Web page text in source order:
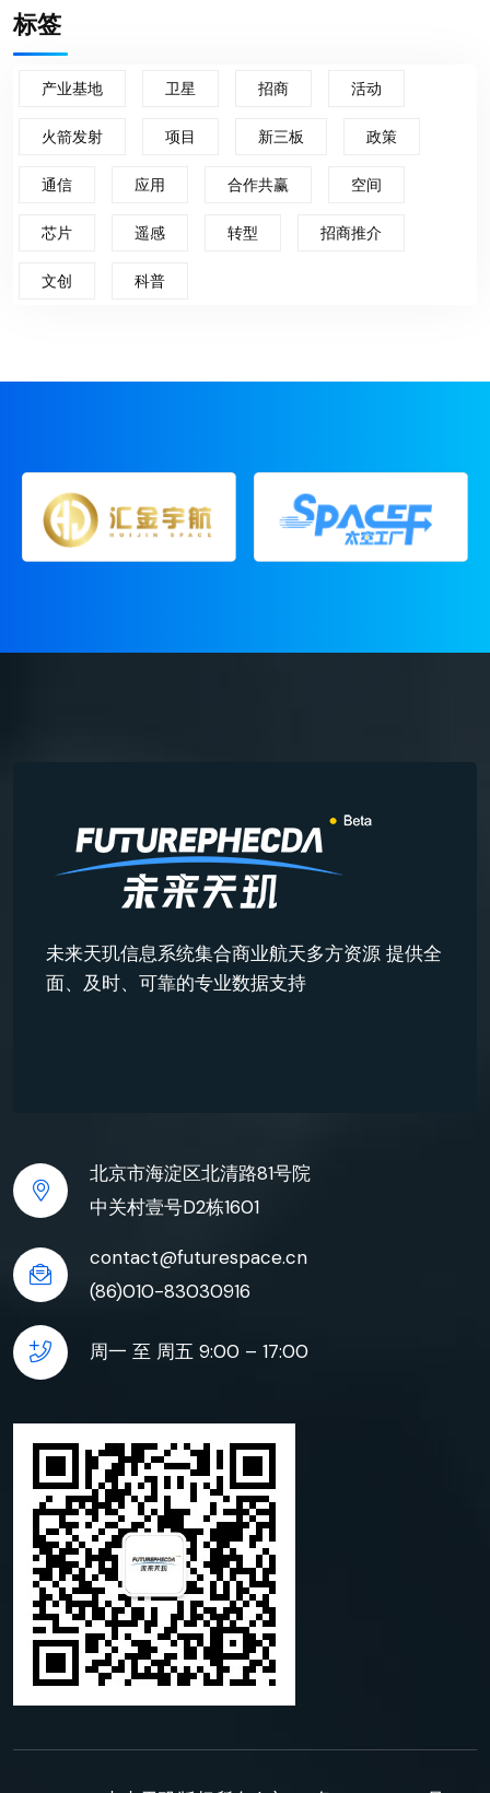
标签
产业基地 卫星 招商 活动
火箭发射 项目 新三板 政策
通信 应用 合作共赢 空间
芯片 遥感 转型 招商推介
文创 科普
未来天玑信息系统集合商业航天多方资源 提供全
面、及时、可靠的专业数据支持
北京市海淀区北清路81号院
中关村壹号D2栋1601
contact@futurespace.cn
(86)010-83030916
周一 至 周五 9:00 – 17:00